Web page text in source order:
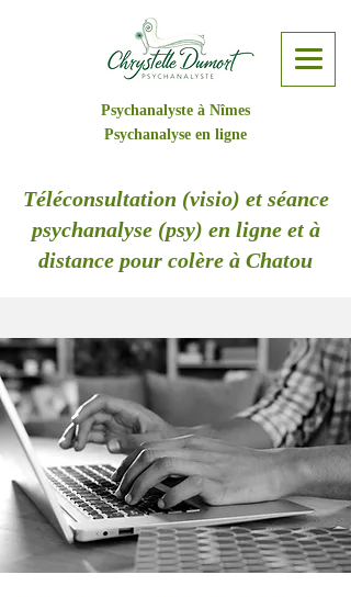
Psychanalyste à Nîmes
Psychanalyse en ligne
Téléconsultation (visio) et séance
psychanalyse (psy) en ligne et à
distance pour colère à Chatou